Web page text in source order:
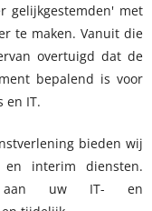
gelijkgestemden' met
te maken. Vanuit die
overtuigd dat de
bepalend is voor
en IT.
bieden wij
en interim diensten.
aan uw IT- en